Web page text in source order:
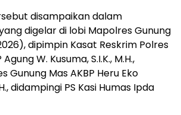
disampaikan dalam
digelar di lobi Mapolres Gunung
dipimpin Kasat Reskrim Polres
W. Kusuma, S.I.K., M.H.,
Gunung Mas AKBP Heru Eko
didampingi PS Kasi Humas Ipda